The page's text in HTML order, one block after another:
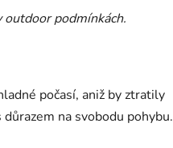
podmínkách.
počasí, aniž by ztratily
na svobodu pohybu.